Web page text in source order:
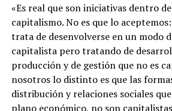
«Es real que son iniciativas dentro
capitalismo. No es que lo
trata de desenvolverse en un modo
capitalista pero tratando de
producción y de gestión que no es
nosotros lo distinto es que las
distribución y relaciones sociales
plano económico, no son